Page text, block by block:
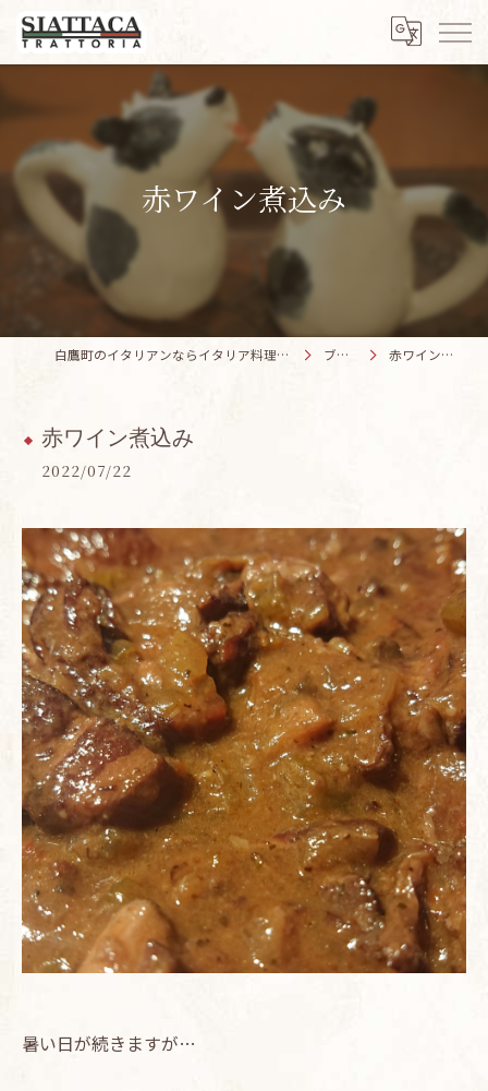
赤ワイン煮込み
白鷹町のイタリアンならイタリア料理 SIATTACA ブログ 赤ワイン煮込み
赤ワイン煮込み
2022/07/22
暑い日が続きますが…